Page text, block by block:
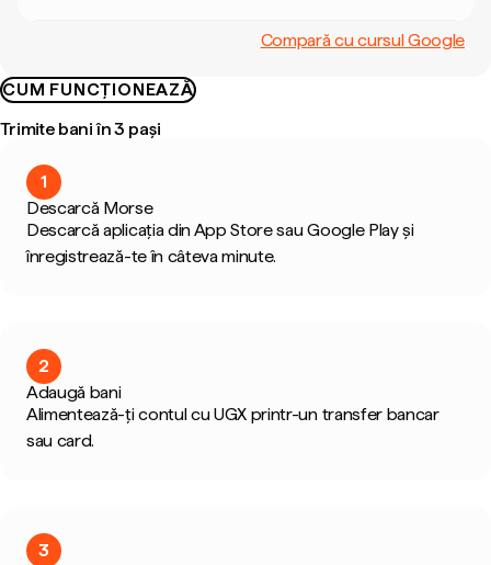
Compară cu cursul Google
CUM FUNCȚIONEAZĂ
Trimite bani în 3 pași
1
Descarcă Morse
Descarcă aplicația din App Store sau Google Play și
înregistrează-te în câteva minute.
2
Adaugă bani
Alimentează-ți contul cu UGX printr-un transfer bancar
sau card.
3